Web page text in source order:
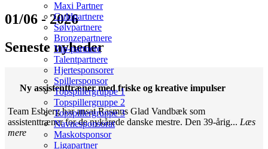
Maxi Partner
Guldpartnere
Sølvpartnere
Bronzepartnere
Vip-partnere
Talentpartnere
Hjertesponsorer
Spillersponsor
Topspillergruppe 1
Topspillergruppe 2
Topspillergruppe 3
Navnesponsorat
Maskotsponsor
Ligapartner
01/06 - 2026
Seneste nyheder
Ny assistenttræner med friske og kreative impulser
Team Esbjerg har ansat Rasmus Glad Vandbæk som
assistenttræner for de nykårede danske mestre. Den 39-årig... Læs
mere